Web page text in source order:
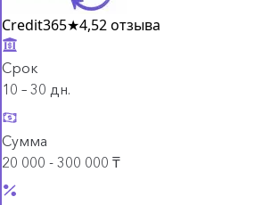
Credit365★4,52 отзыва
Срок
10 – 30 дн.
Сумма
20 000 - 300 000 ₸